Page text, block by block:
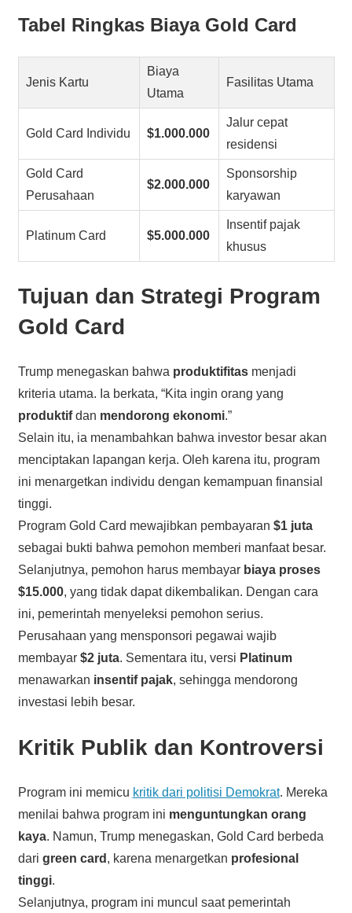
Tabel Ringkas Biaya Gold Card
Jenis Kartu
Biaya
Utama
Fasilitas Utama
Gold Card Individu $1.000.000
Jalur cepat
residensi
Gold Card
Perusahaan
$2.000.000
Sponsorship
karyawan
Platinum Card $5.000.000
Insentif pajak
khusus
Tujuan dan Strategi Program
Gold Card
Trump menegaskan bahwa produktifitasmenjadi
kriteria utama. Ia berkata, “Kita ingin orang yang
produktifdan mendorong ekonomi.”
Selain itu, ia menambahkan bahwa investor besar akan
menciptakan lapangan kerja. Oleh karena itu, program
ini menargetkan individu dengan kemampuan finansial
tinggi.
Program Gold Card mewajibkan pembayaran $1 juta
sebagai bukti bahwa pemohon memberi manfaat besar.
Selanjutnya, pemohon harus membayar biaya proses
$15.000, yang tidak dapat dikembalikan. Dengan cara
ini, pemerintah menyeleksi pemohon serius.
Perusahaan yang mensponsori pegawai wajib
membayar $2 juta. Sementara itu, versi Platinum
menawarkan insentif pajak, sehingga mendorong
investasi lebih besar.
Kritik Publik dan Kontroversi
Program ini memicu kritik dari politisi Demokrat. Mereka
menilai bahwa program ini menguntungkan orang
kaya. Namun, Trump menegaskan, Gold Card berbeda
dari green card , karena menargetkan profesional
tinggi.
Selanjutnya, program ini muncul saat pemerintah